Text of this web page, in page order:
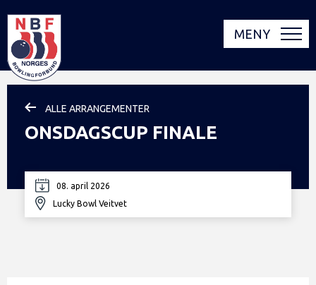
MENY
ALLE ARRANGEMENTER
ONSDAGSCUP FINALE
08. april 2026
Lucky Bowl Veitvet